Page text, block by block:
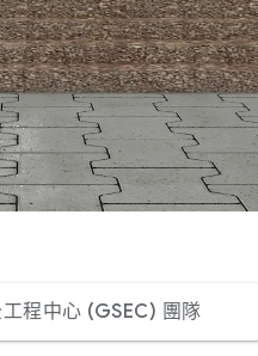
程中心 (GSEC) 團隊